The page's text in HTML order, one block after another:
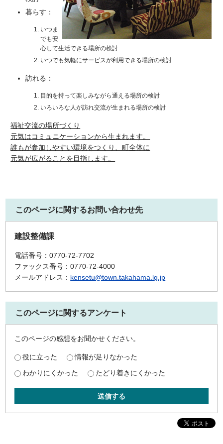
暮らす：
いつま
でも安
心して生活できる場所の検討
いつでも気軽にサービスが利用できる場所の検討
訪れる：
目的を持って楽しみながら通える場所の検討
いろいろな人が訪れ交流が生まれる場所の検討
福祉交流の場所づくり
元気はコミュニケーションから生まれます。
誰もが参加しやすい環境をつくり、町全体に
元気が広がることを目指します。
このページに関するお問い合わせ先
建設整備課
電話番号：0770-72-7702
ファックス番号：0770-72-4000
メールアドレス： kensetu@town.takahama.lg.jp
このページに関するアンケート
このページの感想をお聞かせください。
役に立った
情報が足りなかった
わかりにくかった
たどり着きにくかった
送信する